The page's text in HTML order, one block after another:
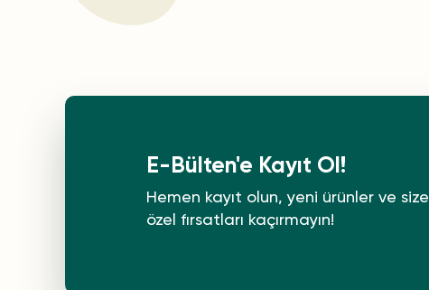
E-Bülten'e Kayıt Ol!
Hemen kayıt olun, yeni ürünler ve size
özel fırsatları kaçırmayın!